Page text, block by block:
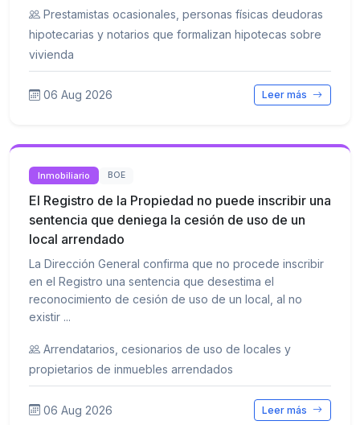
Prestamistas ocasionales, personas físicas deudoras
hipotecarias y notarios que formalizan hipotecas sobre
vivienda
06 Aug 2026 Leer más
Inmobiliario BOE
El Registro de la Propiedad no puede inscribir una
sentencia que deniega la cesión de uso de un
local arrendado
La Dirección General confirma que no procede inscribir
en el Registro una sentencia que desestima el
reconocimiento de cesión de uso de un local, al no
existir ...
Arrendatarios, cesionarios de uso de locales y
propietarios de inmuebles arrendados
06 Aug 2026 Leer más